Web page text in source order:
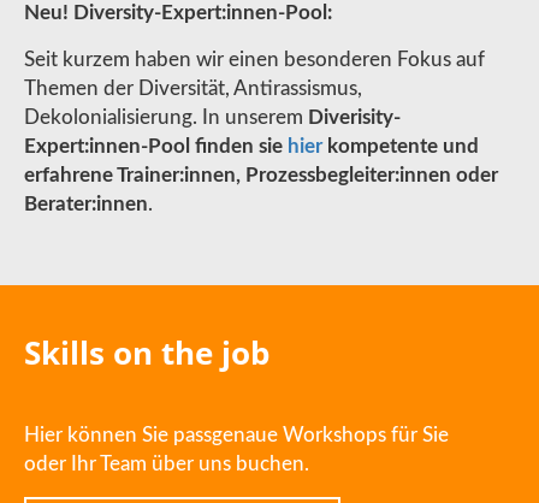
Neu! Diversity-Expert:innen-Pool:
Seit kurzem haben wir einen besonderen Fokus auf
Themen der Diversität, Antirassismus,
Dekolonialisierung. In unserem Diverisity-
Expert:innen-Pool finden sie hier kompetente und
erfahrene Trainer:innen, Prozessbegleiter:innen oder
Berater:innen.
Skills on the job
Hier können Sie passgenaue Workshops für Sie
oder Ihr Team über uns buchen.